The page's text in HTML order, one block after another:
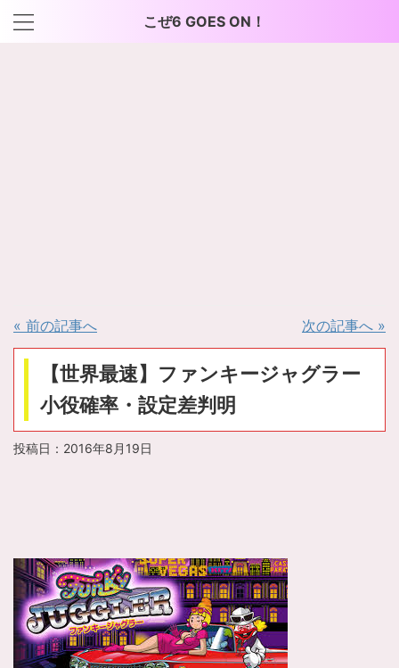
こぜ6 GOES ON！
« 前の記事へ 次の記事へ »
【世界最速】ファンキージャグラー
小役確率・設定差判明
投稿日： 2016年8月19日